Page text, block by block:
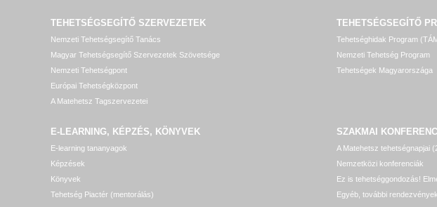
TEHETSÉGSEGÍTŐ SZERVEZETEK
Nemzeti Tehetségsegítő Tanács
Magyar Tehetségsegítő Szervezetek Szövetsége
Nemzeti Tehetségpont
Európai Tehetségközpont
A Matehetsz Tagszervezetei
TEHETSÉGSEGÍTŐ
Tehetséghidak Program
Nemzeti Tehetség Program
Tehetségek Magyarországa
E-LEARNING, KÉPZÉS, KÖNYVEK
E-learning tananyagok
Képzések
Könyvek
Tehetség Piactér (mentorálás)
SZAKMAI
A Matehetsz tehetségnapjai
Nemzetközi konferenciák
Ez is tehetséggondozás!
Egyéb, további